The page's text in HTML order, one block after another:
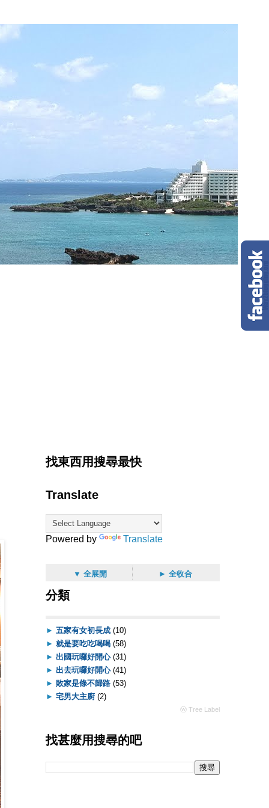
找東西用搜尋最快
Translate
Powered by Translate
▼ 全展開 ► 全收合
分類
► 五家有女初長成 (10)
► 就是要吃吃喝喝 (58)
► 出國玩囉好開心 (31)
► 出去玩囉好開心 (41)
► 敗家是條不歸路 (53)
► 宅男大主廚 (2)
ⓦ Tree Label
找甚麼用搜尋的吧